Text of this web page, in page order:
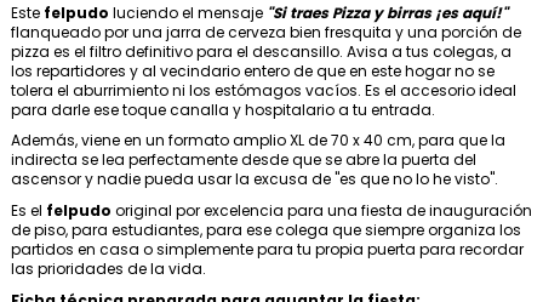
Este felpudo luciendo el mensaje "Si traes Pizza y birras ¡es aquí!"
flanqueado por una jarra de cerveza bien fresquita y una porción de
pizza es el filtro definitivo para el descansillo. Avisa a tus colegas, a
los repartidores y al vecindario entero de que en este hogar no se
tolera el aburrimiento ni los estómagos vacíos. Es el accesorio ideal
para darle ese toque canalla y hospitalario a tu entrada.
Además, viene en un formato amplio XL de 70 x 40 cm, para que la
indirecta se lea perfectamente desde que se abre la puerta del
ascensor y nadie pueda usar la excusa de "es que no lo he visto".
Es el felpudo original por excelencia para una fiesta de inauguración
de piso, para estudiantes, para ese colega que siempre organiza los
partidos en casa o simplemente para tu propia puerta para recordar
las prioridades de la vida.